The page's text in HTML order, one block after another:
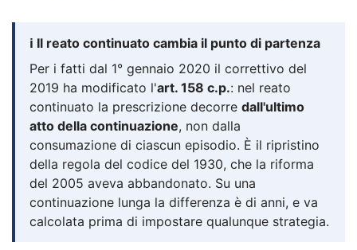
ℹ️ Il reato continuato cambia il punto di partenza
Per i fatti dal 1° gennaio 2020 il correttivo del
2019 ha modificato l'art. 158 c.p.: nel reato
continuato la prescrizione decorre dall'ultimo
atto della continuazione, non dalla
consumazione di ciascun episodio. È il ripristino
della regola del codice del 1930, che la riforma
del 2005 aveva abbandonato. Su una
continuazione lunga la differenza è di anni, e va
calcolata prima di impostare qualunque strategia.